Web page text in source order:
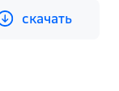
cкачать